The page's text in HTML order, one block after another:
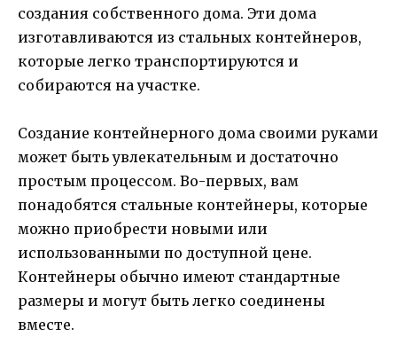
создания собственного дома. Эти дома
изготавливаются из стальных контейнеров,
которые легко транспортируются и
собираются на участке.
Создание контейнерного дома своими руками
может быть увлекательным и достаточно
простым процессом. Во-первых, вам
понадобятся стальные контейнеры, которые
можно приобрести новыми или
использованными по доступной цене.
Контейнеры обычно имеют стандартные
размеры и могут быть легко соединены
вместе.